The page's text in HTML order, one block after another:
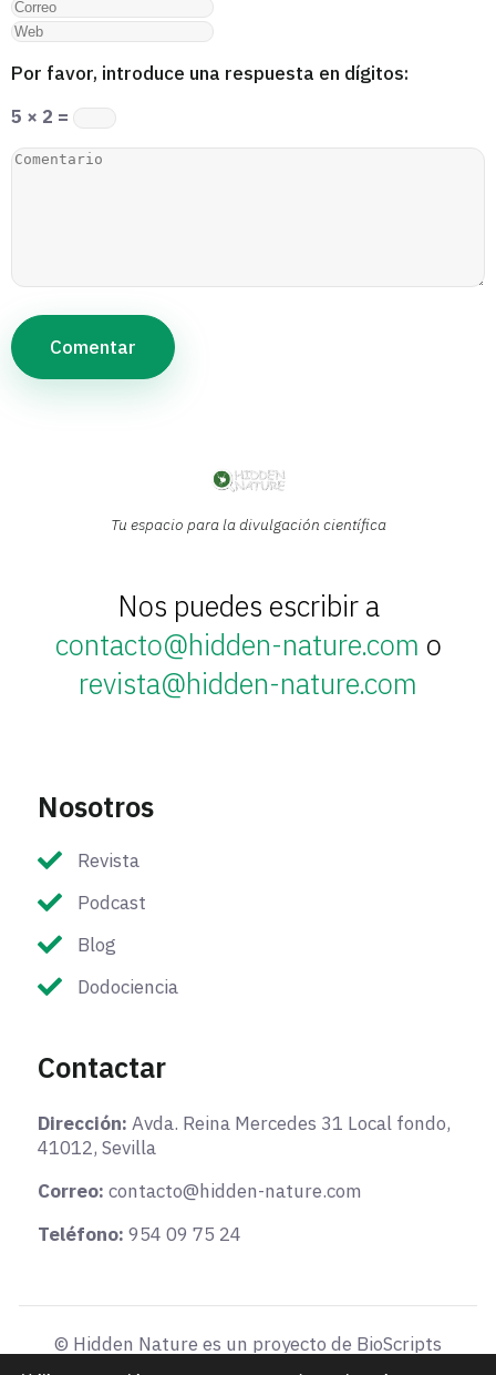
Por favor, introduce una respuesta en dígitos:
5 × 2 =
Tu espacio para la divulgación científica
Nos puedes escribir a
contacto@hidden-nature.com o
revista@hidden-nature.com
Nosotros
Revista
Podcast
Blog
Dodociencia
Contactar
Dirección: Avda. Reina Mercedes 31 Local fondo,
41012, Sevilla
Correo: contacto@hidden-nature.com
Teléfono: 954 09 75 24
© Hidden Nature es un proyecto de BioScripts